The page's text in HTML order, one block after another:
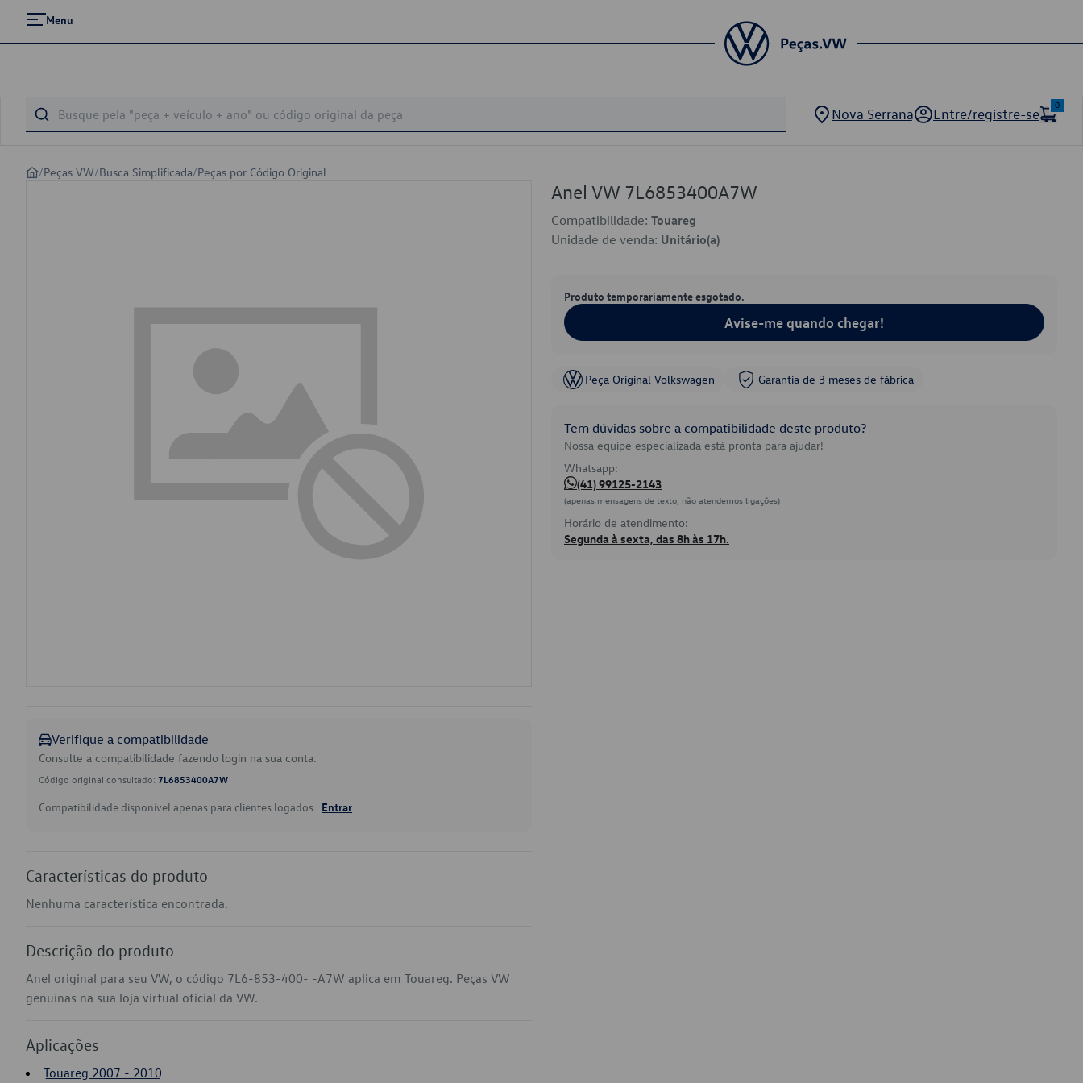
Menu
Nova Serrana Entre/registre-se
0
/Peças VW/Busca Simplificada/Peças por Código Original
Verifique a compatibilidade
Consulte a compatibilidade fazendo login na sua conta.
Código original consultado: 7L6853400A7W
Compatibilidade disponível apenas para clientes logados. Entrar
Características do produto
Nenhuma característica encontrada.
Descrição do produto
Anel original para seu VW, o código 7L6-853-400- -A7W aplica em Touareg. Peças VW
genuínas na sua loja virtual oficial da VW.
Aplicações
Touareg 2007 - 2010
Anel VW 7L6853400A7W
Compatibilidade: Touareg
Unidade de venda: Unitário(a)
Produto temporariamente esgotado.
Avise-me quando chegar!
Peça Original Volkswagen Garantia de 3 meses de fábrica
Tem dúvidas sobre a compatibilidade deste produto?
Nossa equipe especializada está pronta para ajudar!
Whatsapp:
(41) 99125-2143
(apenas mensagens de texto, não atendemos ligações)
Horário de atendimento:
Segunda à sexta, das 8h às 17h.